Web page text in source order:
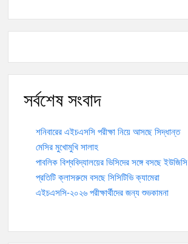
সর্বশেষ সংবাদ
শনিবারের এইচএসসি পরীক্ষা নিয়ে আসছে সিদ্ধান্ত
মেসির মুখোমুখি সালাহ
পাবলিক বিশ্ববিদ্যালয়ের ভিসিদের সঙ্গে বসছে ইউজিসি
প্রতিটি ক্লাসরুমে বসছে সিসিটিভি ক্যামেরা
এইচএসসি-২০২৬ পরীক্ষার্থীদের জন্য শুভকামনা